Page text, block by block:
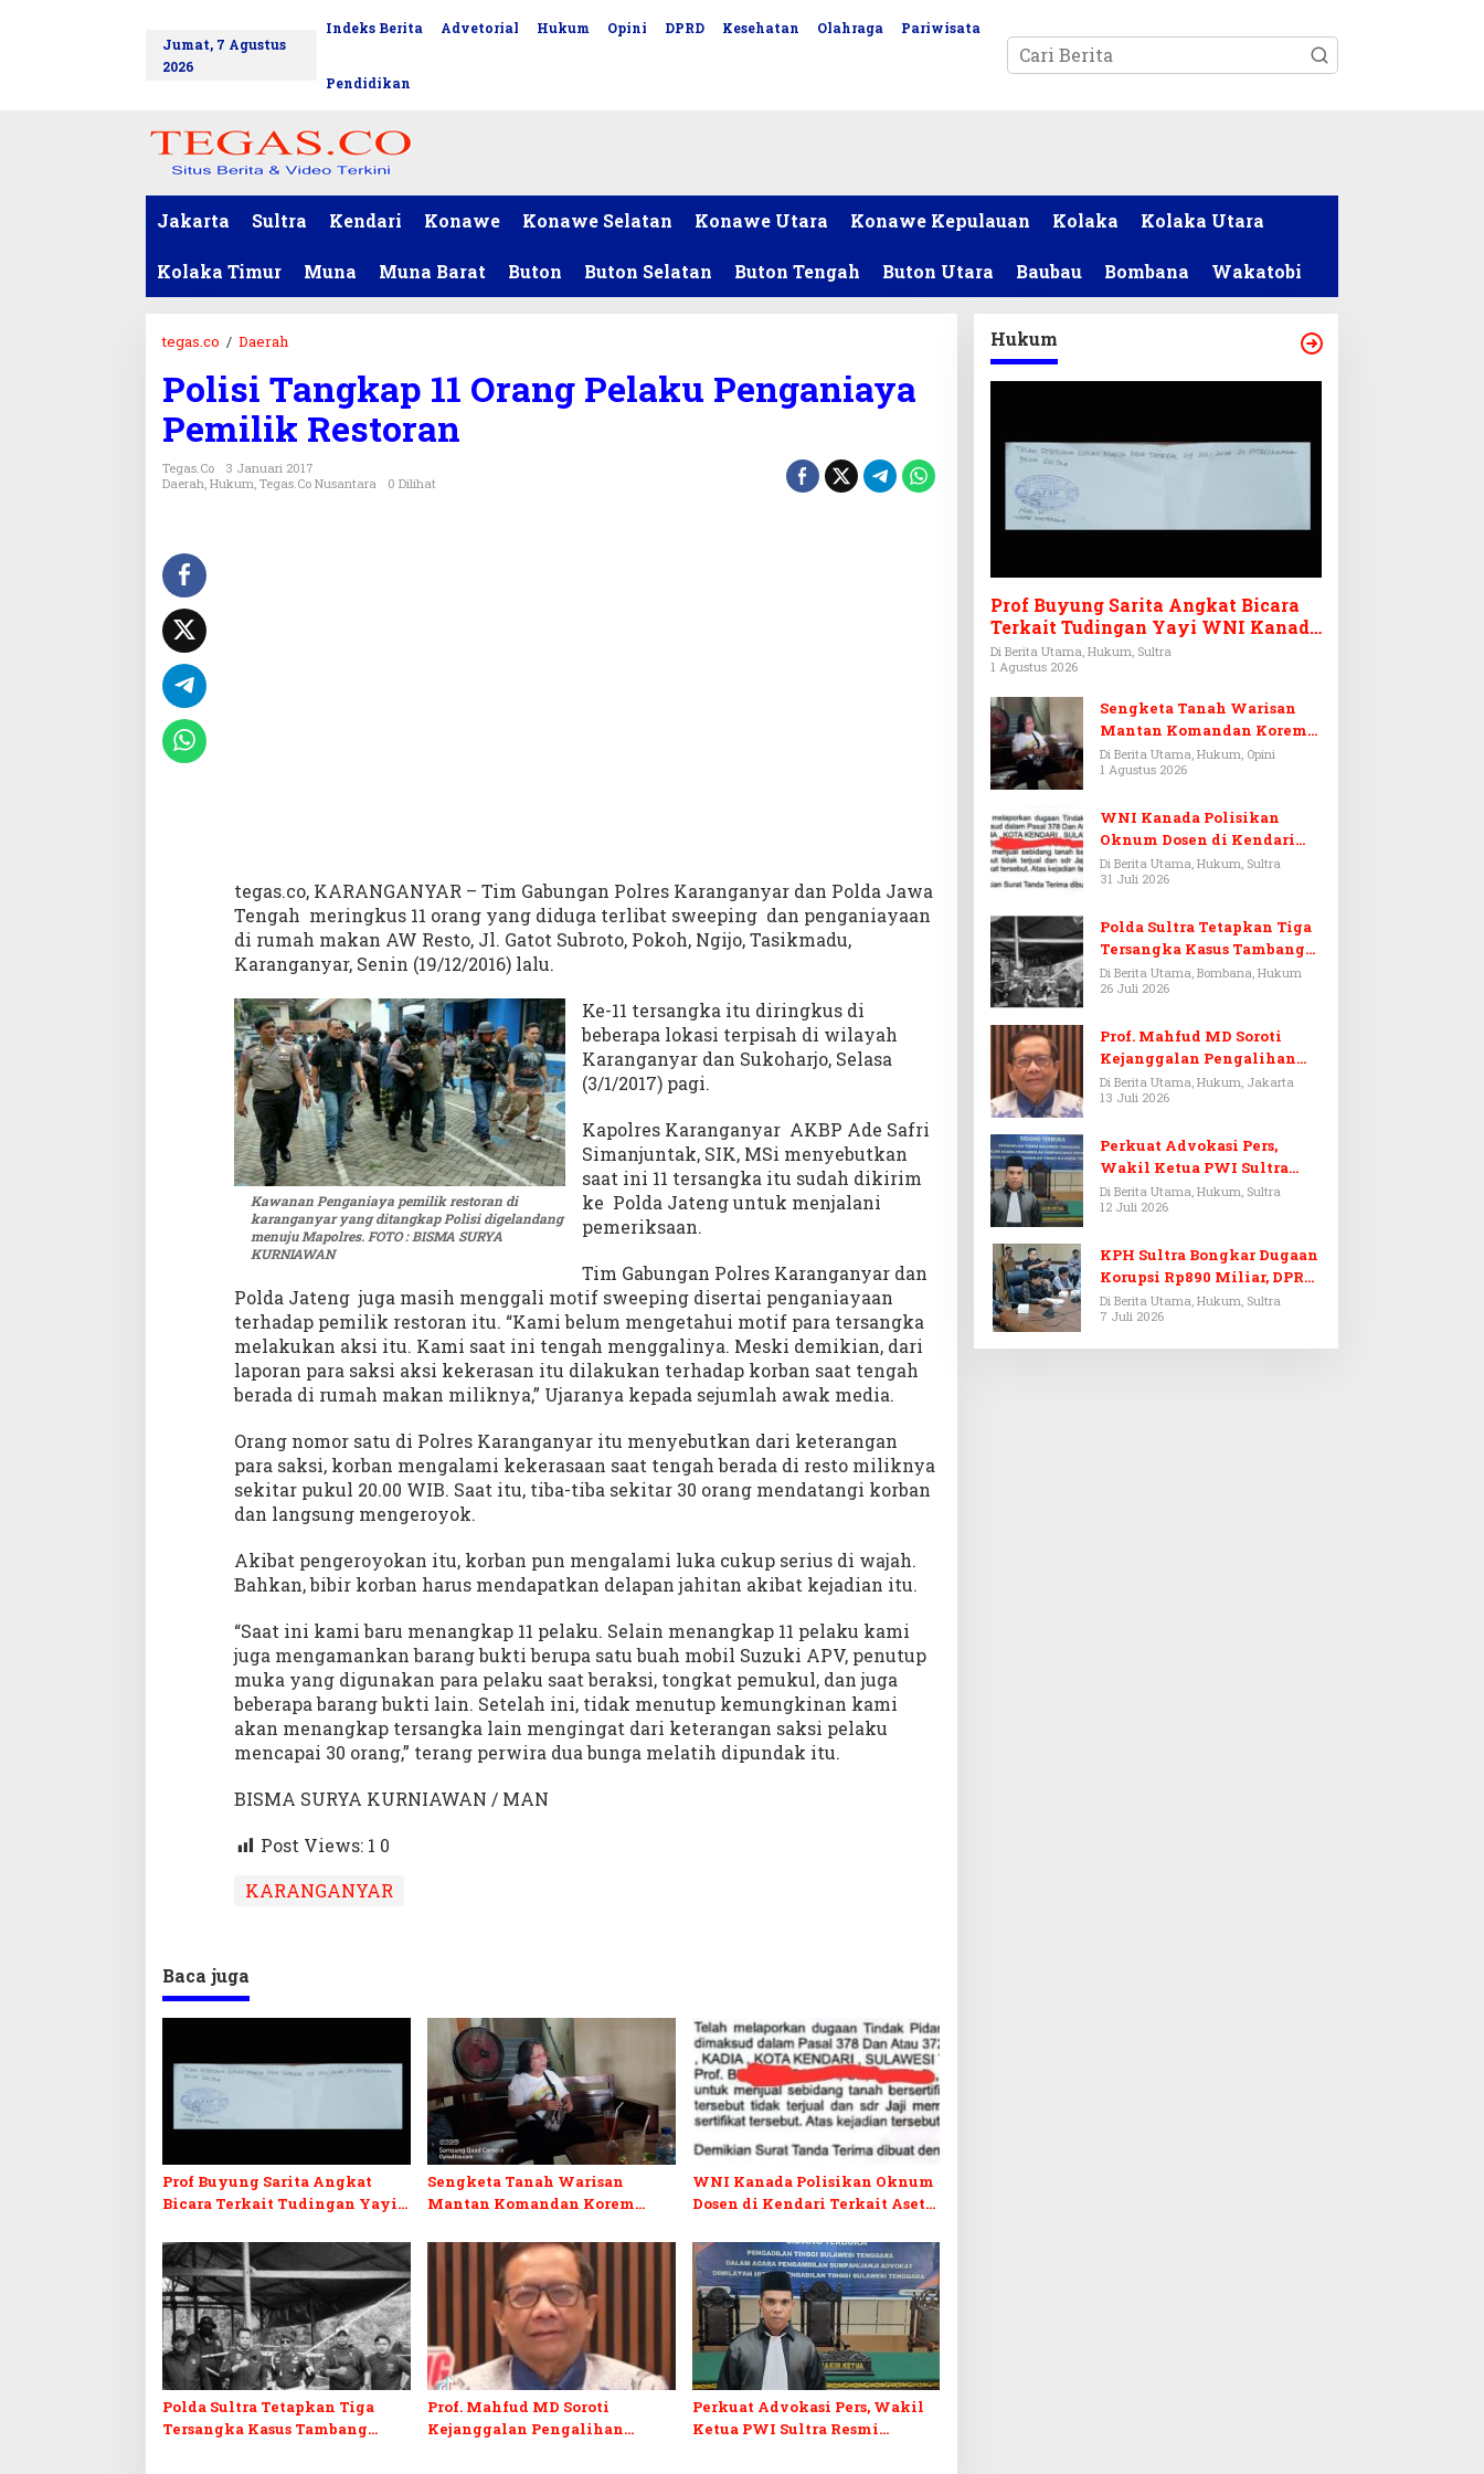
Jumat, 7 Agustus
2026
Indeks Berita Advetorial Hukum Opini DPRD Kesehatan Olahraga Pariwisata
Pendidikan
Jakarta Sultra Kendari Konawe Konawe Selatan Konawe Utara Konawe Kepulauan Kolaka Kolaka Utara
Kolaka Timur Muna Muna Barat Buton Buton Selatan Buton Tengah Buton Utara Baubau Bombana Wakatobi
tegas.co / Daerah
l
s
T
u
P
e
n
a
n
i
a
y
P
e
m
i
l
i
R
e
s
t
o
r
n
Polisi Tangkap 11 Orang Pelaku Penganiaya
Pemilik Restoran
Tegas.co
3 Januari 2017
Daerah, Hukum, Tegas.co Nusantara 0 Dilihat
tegas.co, KARANGANYAR – Tim Gabungan Polres Karanganyar dan Polda Jawa
Tengah meringkus 11 orang yang diduga terlibat sweeping dan penganiayaan
di rumah makan AW Resto, Jl. Gatot Subroto, Pokoh, Ngijo, Tasikmadu,
Karanganyar, Senin (19/12/2016) lalu.
Kawanan Penganiaya pemilik restoran di
karanganyar yang ditangkap Polisi digelandang
menuju Mapolres. FOTO : BISMA SURYA
KURNIAWAN
Ke-11 tersangka itu diringkus di
beberapa lokasi terpisah di wilayah
Karanganyar dan Sukoharjo, Selasa
(3/1/2017) pagi.
Kapolres Karanganyar AKBP Ade Safri
Simanjuntak, SIK, MSi menyebutkan
saat ini 11 tersangka itu sudah dikirim
ke Polda Jateng untuk menjalani
pemeriksaan.
Tim Gabungan Polres Karanganyar dan
Polda Jateng juga masih menggali motif sweeping disertai penganiayaan
terhadap pemilik restoran itu. “Kami belum mengetahui motif para tersangka
melakukan aksi itu. Kami saat ini tengah menggalinya. Meski demikian, dari
laporan para saksi aksi kekerasan itu dilakukan terhadap korban saat tengah
berada di rumah makan miliknya,” Ujaranya kepada sejumlah awak media.
Orang nomor satu di Polres Karanganyar itu menyebutkan dari keterangan
para saksi, korban mengalami kekerasaan saat tengah berada di resto miliknya
sekitar pukul 20.00 WIB. Saat itu, tiba-tiba sekitar 30 orang mendatangi korban
dan langsung mengeroyok.
Akibat pengeroyokan itu, korban pun mengalami luka cukup serius di wajah.
Bahkan, bibir korban harus mendapatkan delapan jahitan akibat kejadian itu.
“Saat ini kami baru menangkap 11 pelaku. Selain menangkap 11 pelaku kami
juga mengamankan barang bukti berupa satu buah mobil Suzuki APV, penutup
muka yang digunakan para pelaku saat beraksi, tongkat pemukul, dan juga
beberapa barang bukti lain. Setelah ini, tidak menutup kemungkinan kami
akan menangkap tersangka lain mengingat dari keterangan saksi pelaku
mencapai 30 orang,” terang perwira dua bunga melatih dipundak itu.
BISMA SURYA KURNIAWAN / MAN
Post Views: 1 0
KARANGANYAR
Baca juga
Prof Buyung Sarita Angkat
Bicara Terkait Tudingan Yayi
Rp3,6 Miliar
Sengketa Tanah Warisan
Mantan Komandan Korem
Menjadi Arena Pemerasan
WNI Kanada Polisikan Oknum
Dosen di Kendari Terkait Aset
Polda Sultra Tetapkan Tiga
Tersangka Kasus Tambang
Prof. Mahfud MD Soroti
Kejanggalan Pengalihan
Perkuat Advokasi Pers, Wakil
Ketua PWI Sultra Resmi
Hukum
Prof Buyung Sarita Angkat Bicara
Terkait Tudingan Yayi WNI Kanada
Ditagih Utang Rp3,6 Miliar
Di Berita Utama, Hukum, Sultra
1 Agustus 2026
Sengketa Tanah Warisan
Mantan Komandan Korem
143/HO, Ketika Warisan
Menjadi Arena Pemerasan
Di Berita Utama, Hukum, Opini
1 Agustus 2026
WNI Kanada Polisikan
Oknum Dosen di Kendari
Terkait Aset Puluhan Miliar
Di Berita Utama, Hukum, Sultra
31 Juli 2026
Polda Sultra Tetapkan Tiga
Tersangka Kasus Tambang
Emas Ilegal di Bombana
Di Berita Utama, Bombana, Hukum
26 Juli 2026
Prof. Mahfud MD Soroti
Kejanggalan Pengalihan
Penyelidikan Tersangka
Febrie Adriansyah
Di Berita Utama, Hukum, Jakarta
13 Juli 2026
Perkuat Advokasi Pers,
Wakil Ketua PWI Sultra
Resmi Dilantik Menjadi
Advokat PERADI
Di Berita Utama, Hukum, Sultra
12 Juli 2026
KPH Sultra Bongkar Dugaan
Korupsi Rp890 Miliar, DPRD
Sultra Gelar RDP
Di Berita Utama, Hukum, Sultra
7 Juli 2026